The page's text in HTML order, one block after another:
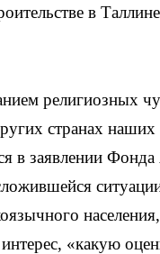
в
религиозных
странах наших
в заявлении
«какую